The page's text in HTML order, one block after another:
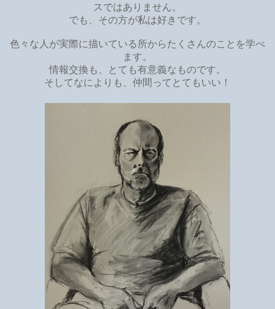
スではありません。
でも、その方が私は好きです。
色々な人が実際に描いている所からたくさんのことを学べ
ます。
情報交換も、とても有意義なものです。
そしてなによりも、仲間ってとてもいい！